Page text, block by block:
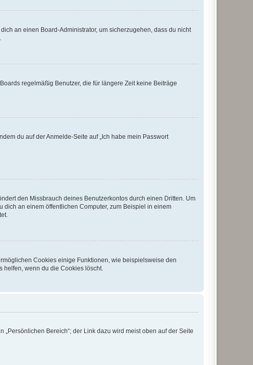
an einen Board-Administrator, um sicherzugehen, dass du nicht
regelmäßig Benutzer, die für längere Zeit keine Beiträge
du auf der Anmelde-Seite auf „Ich habe mein Passwort
den Missbrauch deines Benutzerkontos durch einen Dritten. Um
dich an einem öffentlichen Computer, zum Beispiel in einem
Cookies einige Funktionen, wie beispielsweise den
helfen, wenn du die Cookies löscht.
Bereich“; der Link dazu wird meist oben auf der Seite